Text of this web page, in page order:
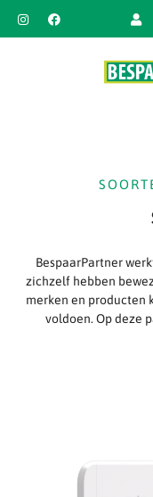
BespaarPartner
zichzelf hebben
merken en producten
voldoen. Op deze